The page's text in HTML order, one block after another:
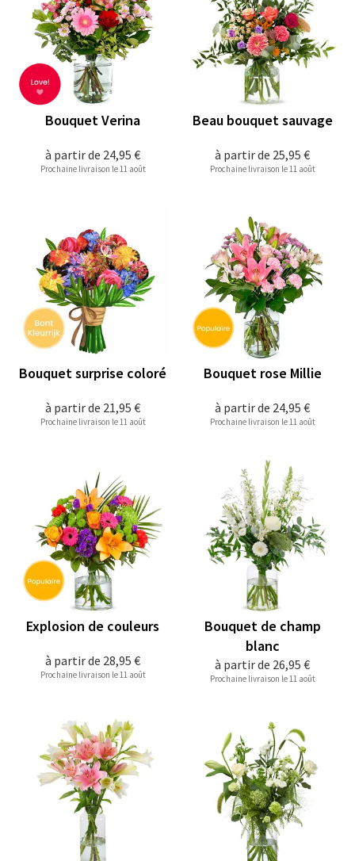
à partir de 24,95 €
Bouquet Verina
Prochaine livraison le 11 août
à partir de 25,95 €
Beau bouquet sauvage
Prochaine livraison le 11 août
à partir de 21,95 €
Bouquet surprise coloré
Prochaine livraison le 11 août
à partir de 24,95 €
Bouquet rose Millie
Prochaine livraison le 11 août
à partir de 28,95 €
Explosion de couleurs
Prochaine livraison le 11 août
à partir de 26,95 €
Bouquet de champ
blanc
Prochaine livraison le 11 août